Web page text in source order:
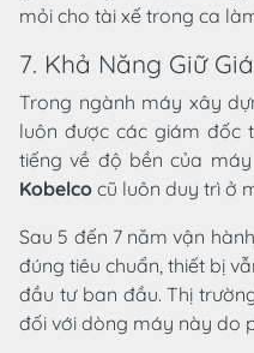
mỏi cho tài xế trong ca
7. Khả Năng Giữ
Trong ngành máy xây
luôn được các giám đốc
tiếng về độ bền của
Kobelco cũ luôn duy trì ở
Sau 5 đến 7 năm vận
đúng tiêu chuẩn, thiết bị
đầu tư ban đầu. Thị
đối với dòng máy này do